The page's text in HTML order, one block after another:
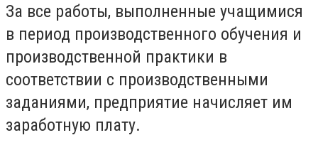
За все работы, выполненные учащимися
в период производственного обучения и
производственной практики в
соответствии с производственными
заданиями, предприятие начисляет им
заработную плату.